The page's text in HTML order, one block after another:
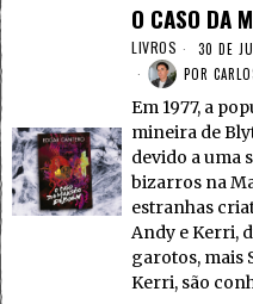
O CASO DA
LIVROS
30 DE
POR
Em 1977, a
mineira de
devido a uma
bizarros na
estranhas
Andy e Kerri,
garotos, mais
Kerri, são